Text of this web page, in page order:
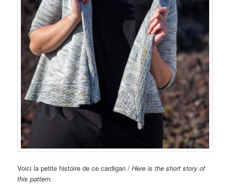
Voici la petite histoire de ce cardigan /Here is the short story of
this pattern.